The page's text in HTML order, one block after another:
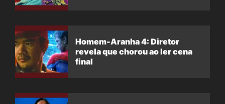
Homem-Aranha 4: Diretor
revela que chorou ao ler cena
final